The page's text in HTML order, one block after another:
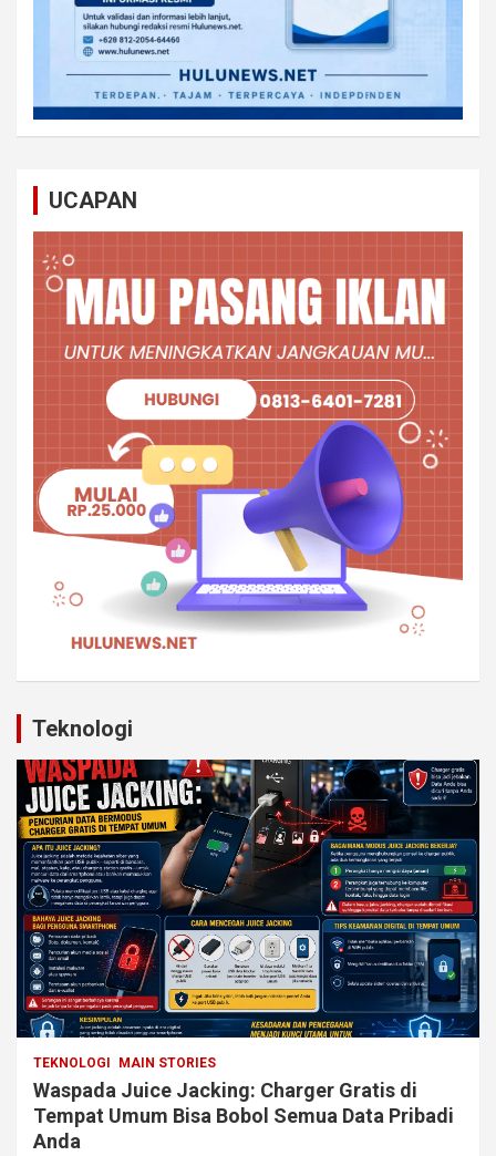
UCAPAN
Teknologi
TEKNOLOGI MAIN STORIES
Waspada Juice Jacking: Charger Gratis di
Tempat Umum Bisa Bobol Semua Data Pribadi
Anda